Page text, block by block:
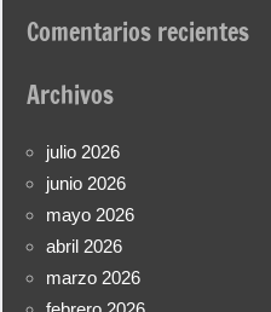
Comentarios recientes
Archivos
julio 2026
junio 2026
mayo 2026
abril 2026
marzo 2026